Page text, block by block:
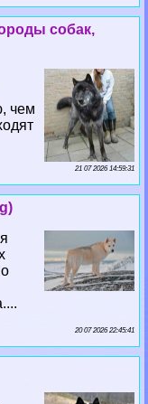
собак,
чем
21 07 2026 14:59:31
20 07 2026 22:45:41